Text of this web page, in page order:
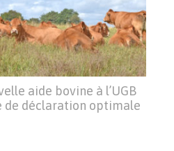
aide bovine à l’UGB
de déclaration optimale